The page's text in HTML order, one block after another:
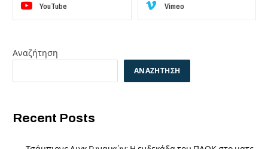
YouTube Vimeo
Αναζήτηση
ΑΝΑΖΉΤΗΣΗ
Recent Posts